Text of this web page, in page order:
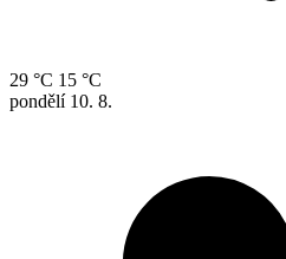
29 °C 15 °C
pondělí 10. 8.